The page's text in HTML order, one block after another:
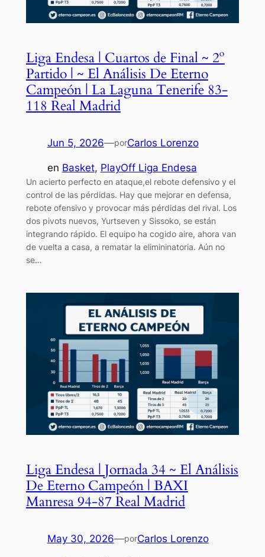
Liga Endesa | Cuartos de Final ~ 2º
Partido | ~ El Análisis De Eterno
Campeón | La Laguna Tenerife 83-
118 Real Madrid
Jun 5, 2026—porCarlos Lorenzo
en Basket, PlayOff Liga Endesa
Un acierto perfecto en ataque,el rebote defensivo y el
control de las pérdidas. Hay que mejorar en defensa,
rebote ofensivo y provocar más pérdidas del rival. Los
dos pivots nuevos, Yurtseven y Sissoko, se están
integrando rápido. El equipo ha cogido aire, ahora van
de vuelta a casa, a rematar la elimininatoria. Aún no
se…
Liga Endesa | Jornada 34 ~ El Análisis
De Eterno Campeón | BAXI
Manresa 94-87 Real Madrid
May 30, 2026—porCarlos Lorenzo